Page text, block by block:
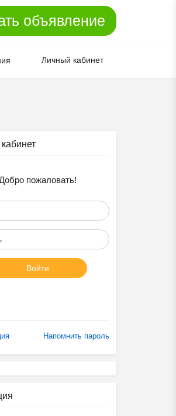
объявление
Личный кабинет
пожаловать!
Войти
Напомнить пароль